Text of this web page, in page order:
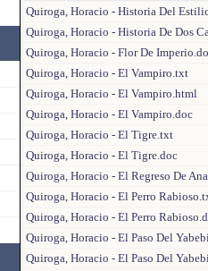
Quiroga, Horacio - Historia Del
Quiroga, Horacio - Historia De Dos
Quiroga, Horacio - Flor De
Quiroga, Horacio - El Vampiro.txt
Quiroga, Horacio - El Vampiro.html
Quiroga, Horacio - El Vampiro.doc
Quiroga, Horacio - El Tigre.txt
Quiroga, Horacio - El Tigre.doc
Quiroga, Horacio - El Regreso De
Quiroga, Horacio - El Perro
Quiroga, Horacio - El Perro
Quiroga, Horacio - El Paso Del
Quiroga, Horacio - El Paso Del